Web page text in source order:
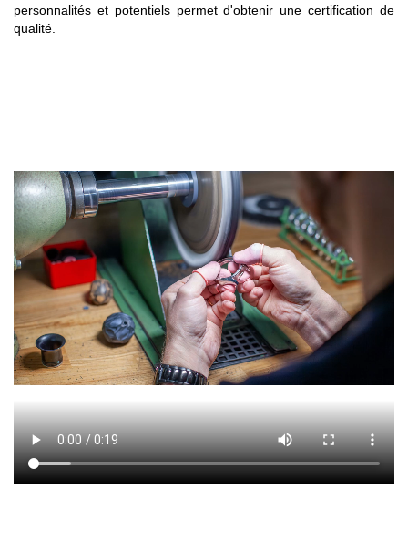
personnalités et potentiels permet d'obtenir une certification de
qualité.